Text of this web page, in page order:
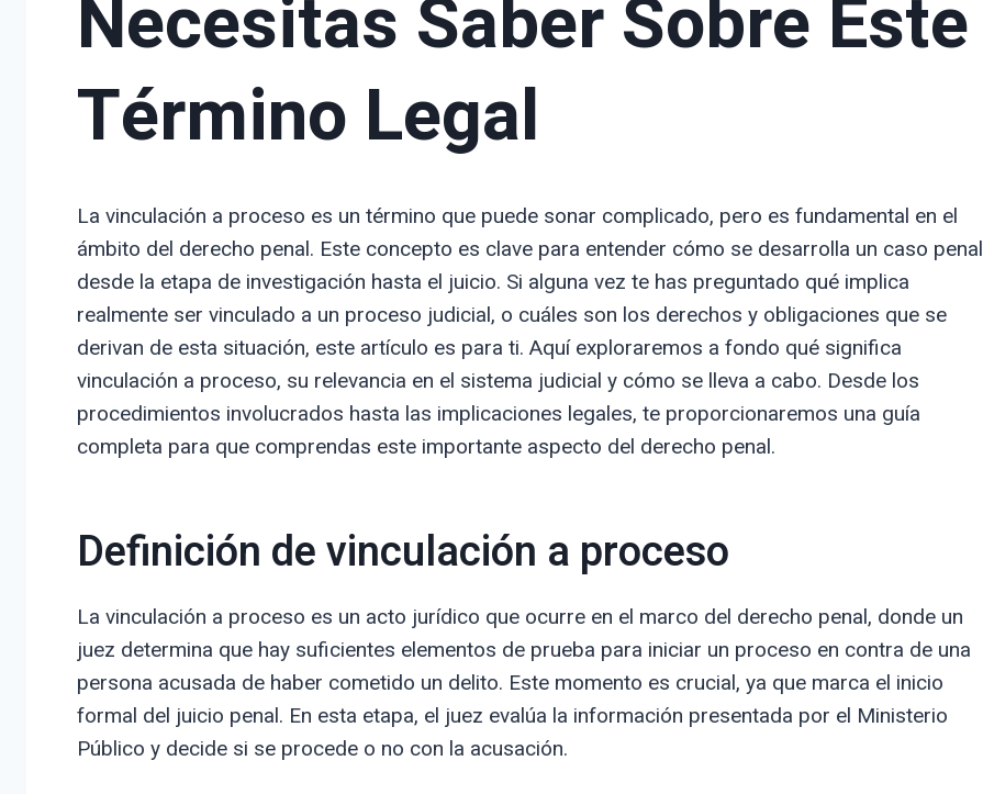
Necesitas Saber Sobre Este
Término Legal
La vinculación a proceso es un término que puede sonar complicado, pero es fundamental en el
ámbito del derecho penal. Este concepto es clave para entender cómo se desarrolla un caso penal
desde la etapa de investigación hasta el juicio. Si alguna vez te has preguntado qué implica
realmente ser vinculado a un proceso judicial, o cuáles son los derechos y obligaciones que se
derivan de esta situación, este artículo es para ti. Aquí exploraremos a fondo qué significa
vinculación a proceso, su relevancia en el sistema judicial y cómo se lleva a cabo. Desde los
procedimientos involucrados hasta las implicaciones legales, te proporcionaremos una guía
completa para que comprendas este importante aspecto del derecho penal.
Definición de vinculación a proceso
La vinculación a proceso es un acto jurídico que ocurre en el marco del derecho penal, donde un
juez determina que hay suficientes elementos de prueba para iniciar un proceso en contra de una
persona acusada de haber cometido un delito. Este momento es crucial, ya que marca el inicio
formal del juicio penal. En esta etapa, el juez evalúa la información presentada por el Ministerio
Público y decide si se procede o no con la acusación.